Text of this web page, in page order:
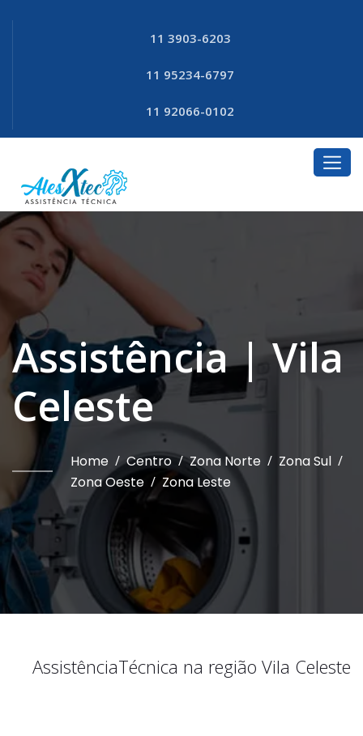
11 3903-6203
11 95234-6797
11 92066-0102
Assistência | Vila
Celeste
Home / Centro / Zona Norte / Zona Sul /
Zona Oeste / Zona Leste
AssistênciaTécnica na região Vila Celeste